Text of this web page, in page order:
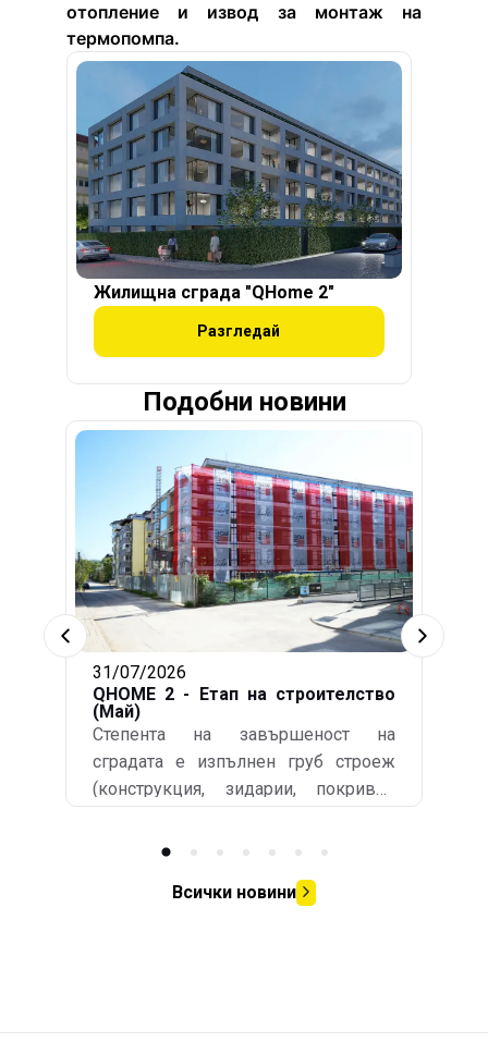
отопление и извод за монтаж на
термопомпа.
Жилищна сграда "QHome 2"
Разгледай
Подобни новини
Всички новини
31/07/2026
QHOME 2 - Етап на строителство
(Май)
Степента на завършеност на
сградата е изпълнен груб строеж
(конструкция, зидарии, покривни
подписани Акт обр. 14 и
от общинската администрация.
(без сутерен) са завършени силова и